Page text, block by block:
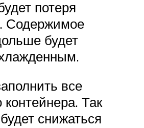
потеря
Содержимое
будет
все
контейнера. Так
снижаться